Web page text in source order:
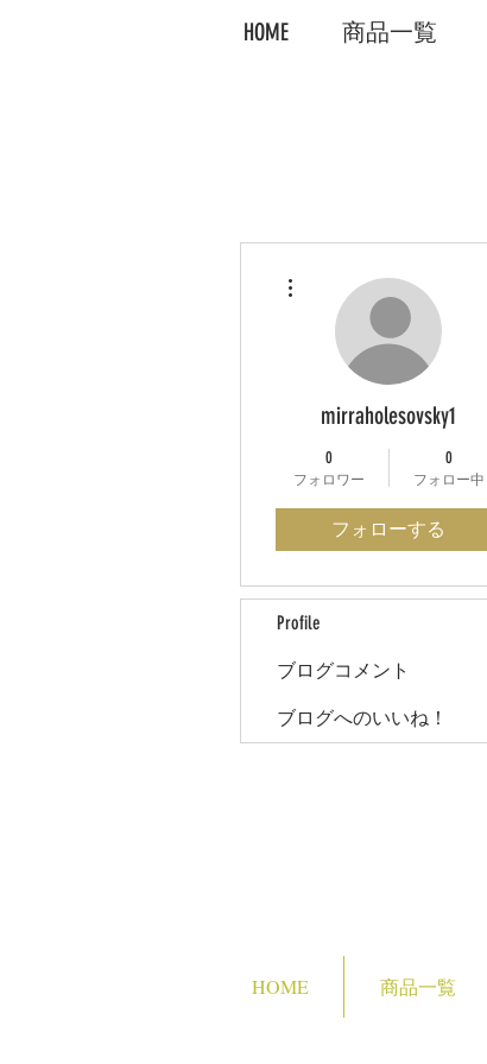
HOME 商品一覧
mirraholesovsky1
0
フォロワー
0
フォロー中
フォローする
Profile
ブログコメント
ブログへのいいね！
HOME 商品一覧